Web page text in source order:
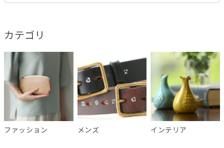
カテゴリ
ファッション メンズ インテリア